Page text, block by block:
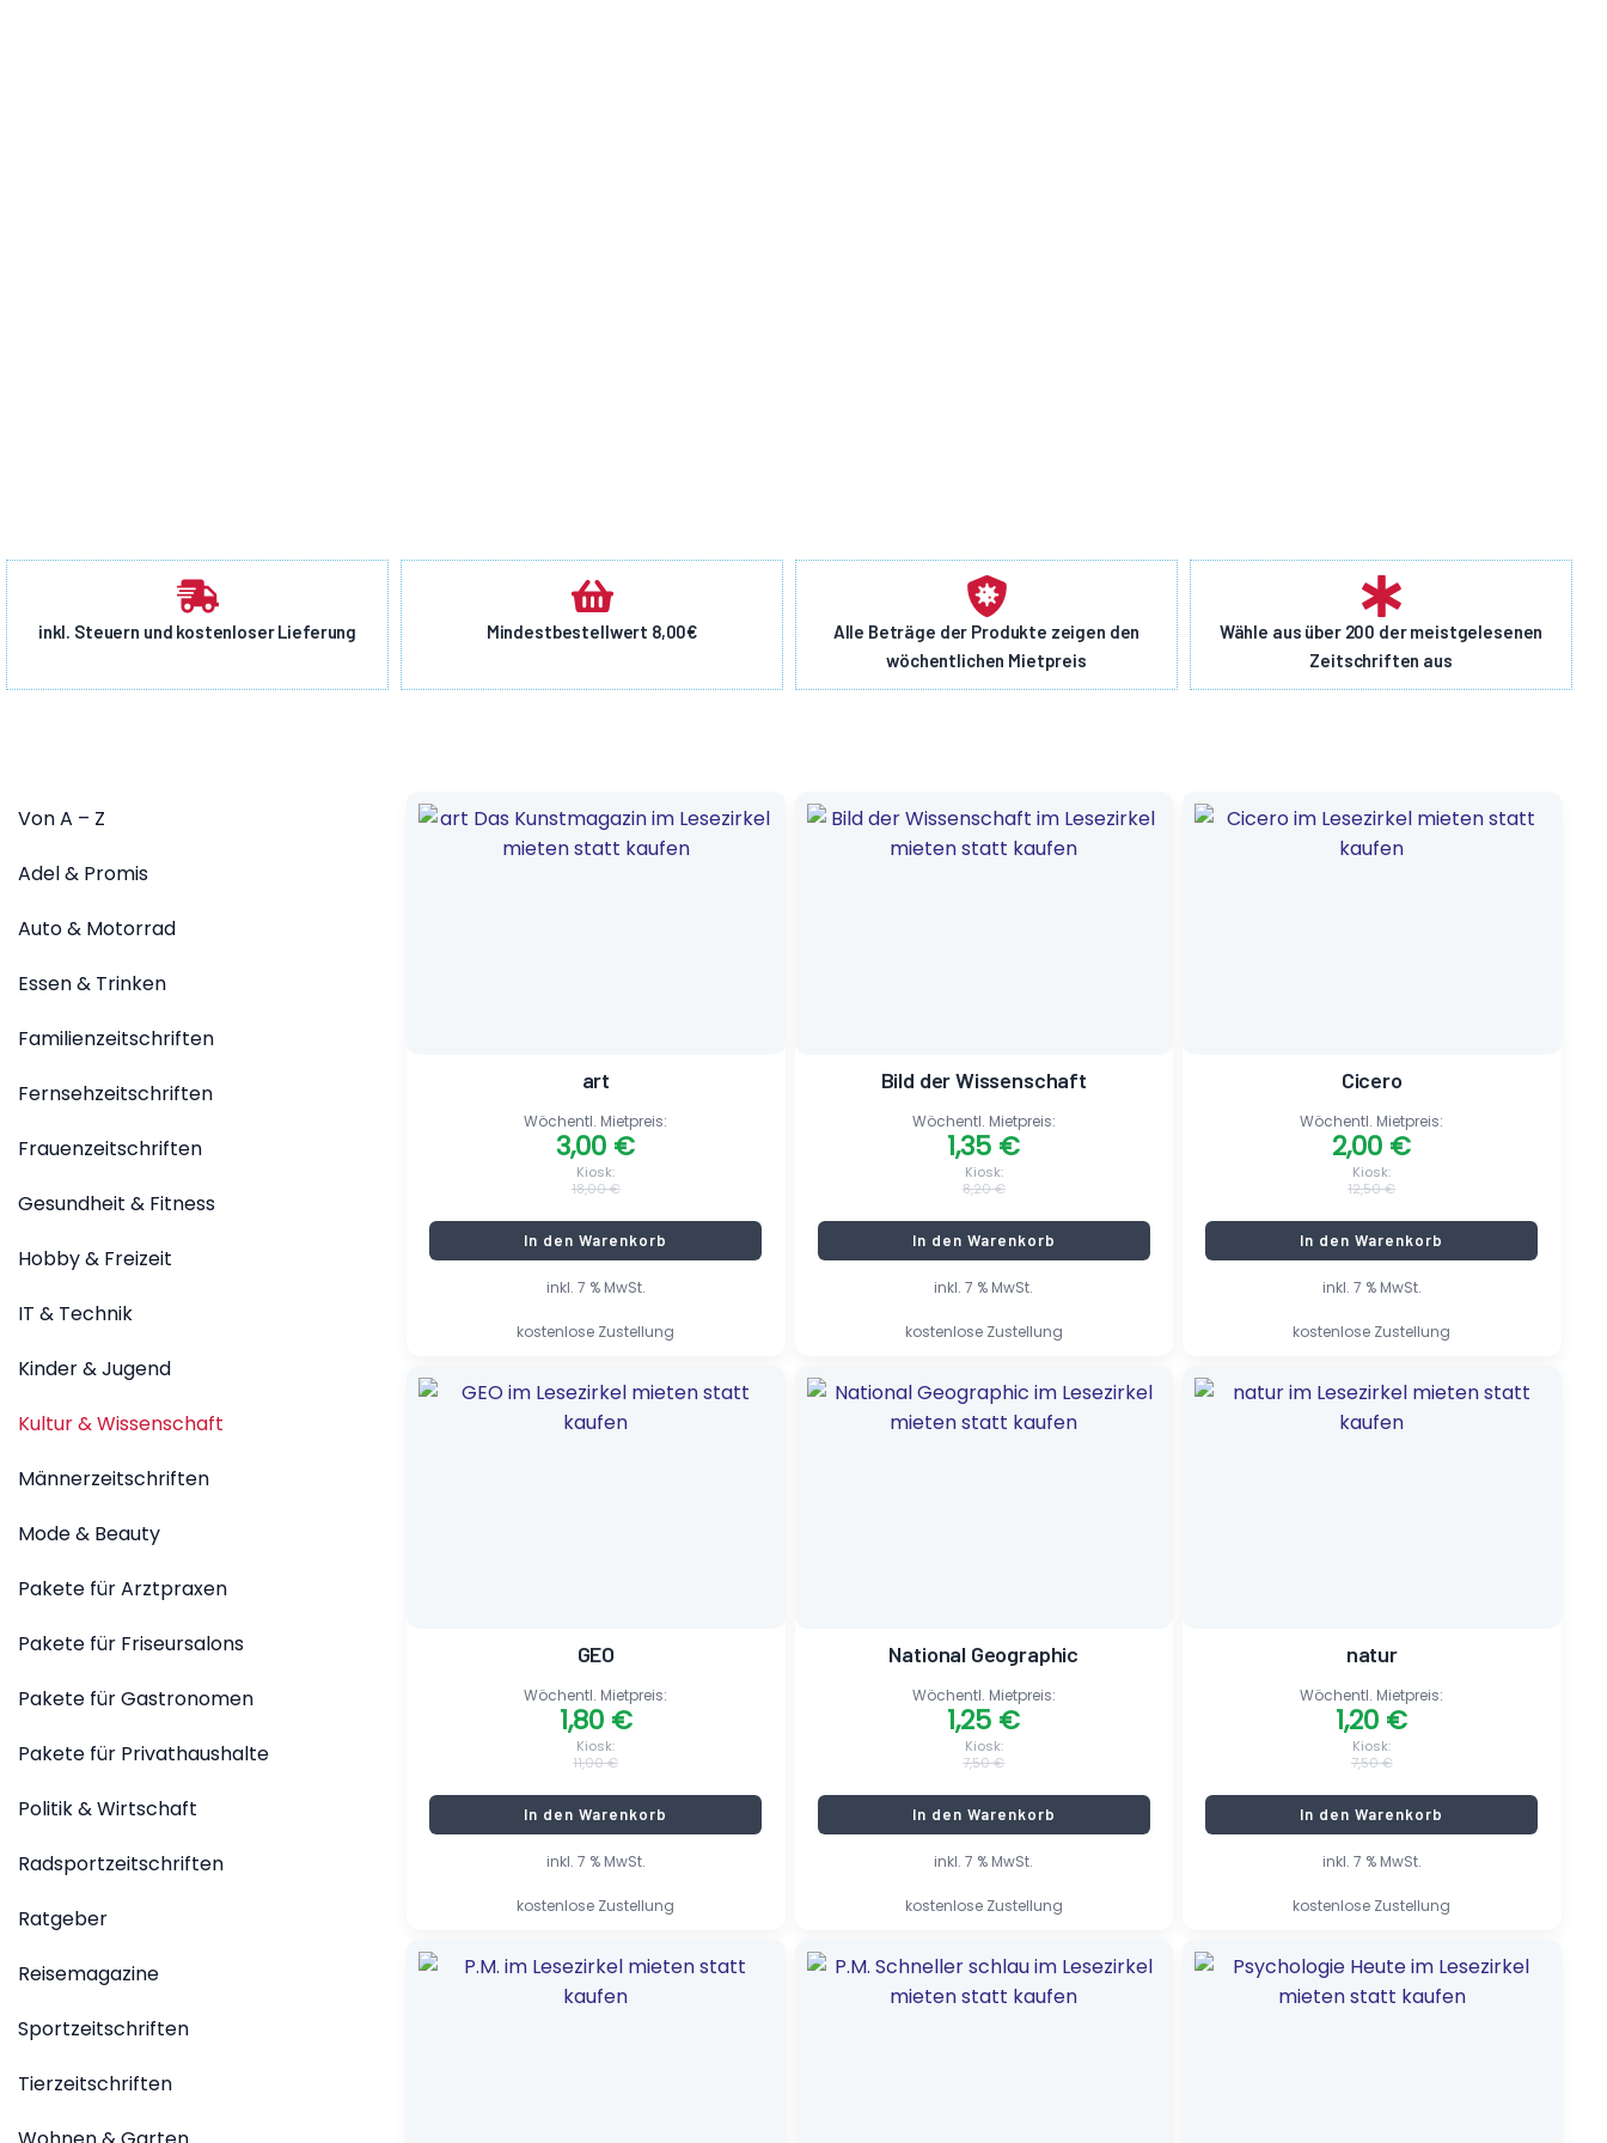
inkl. Steuern und kostenloser Lieferung Mindestbestellwert 8,00€
Alle Beträge der Produkte zeigen den
wöchentlichen Mietpreis
Wähle aus über 200 der meistgelesenen
Zeitschriften aus
Von A – Z
Adel & Promis
Auto & Motorrad
Essen & Trinken
Familienzeitschriften
Fernsehzeitschriften
Frauenzeitschriften
Gesundheit & Fitness
Hobby & Freizeit
IT & Technik
Kinder & Jugend
Kultur & Wissenschaft
Männerzeitschriften
Mode & Beauty
Pakete für Arztpraxen
Pakete für Friseursalons
Pakete für Gastronomen
Pakete für Privathaushalte
Politik & Wirtschaft
Radsportzeitschriften
Ratgeber
Reisemagazine
Sportzeitschriften
Tierzeitschriften
inkl. 7 % MwSt.
kostenlose Zustellung
art
Kiosk:
18,00€
Ursprünglicher
Preis
Wöchentl. Mietpreis:
3,00 €
Aktueller
Preis
In den Warenkorb
inkl. 7 % MwSt.
kostenlose Zustellung
Bild der Wissenschaft
Kiosk:
8,20€
Ursprünglicher
Preis
Wöchentl. Mietpreis:
1,35 €
Aktueller
Preis
In den Warenkorb
inkl. 7 % MwSt.
kostenlose Zustellung
Cicero
Kiosk:
12,50€
Ursprünglicher
Preis
Wöchentl. Mietpreis:
2,00 €
Aktueller
Preis
In den Warenkorb
inkl. 7 % MwSt.
kostenlose Zustellung
GEO
Kiosk:
11,00€
Ursprünglicher
Preis
Wöchentl. Mietpreis:
1,80 €
Aktueller
Preis
In den Warenkorb
inkl. 7 % MwSt.
kostenlose Zustellung
National Geographic
Kiosk:
7,50€
Ursprünglicher
Preis
Wöchentl. Mietpreis:
1,25 €
Aktueller
Preis
In den Warenkorb
inkl. 7 % MwSt.
kostenlose Zustellung
natur
Kiosk:
7,50€
Ursprünglicher
Preis
Wöchentl. Mietpreis:
1,20 €
Aktueller
Preis
In den Warenkorb
Ursprünglicher
Preis
Aktueller
Preis
Ursprünglicher
Preis
Aktueller
Preis
Ursprünglicher
Preis
Aktueller
Preis